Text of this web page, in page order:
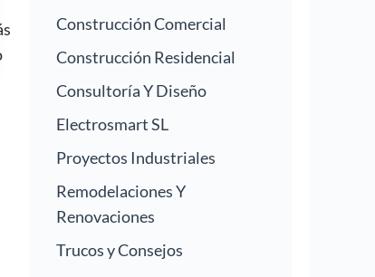
Construcción Comercial
Construcción Residencial
Consultoría Y Diseño
Electrosmart SL
Proyectos Industriales
Remodelaciones Y
Renovaciones
Trucos y Consejos